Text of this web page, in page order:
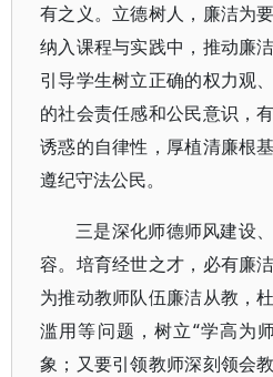
有之义。立德树人，廉洁为
纳入课程与实践中，推动廉
引导学生树立正确的权力观
的社会责任感和公民意识，
诱惑的自律性，厚植清廉根
遵纪守法公民。
三是深化师德师风建设
容。培育经世之才，必有廉
为推动教师队伍廉洁从教，
滥用等问题，树立“学高为
象；又要引领教师深刻领会